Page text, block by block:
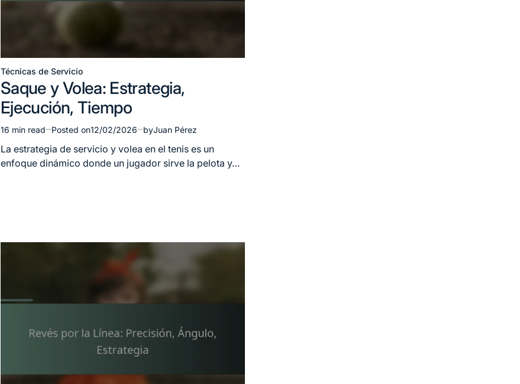
Posted
in
Técnicas de Servicio
Saque y Volea: Estrategia,
Ejecución, Tiempo
Estimated
read
time
16 min read Posted on12/02/2026 byJuan Pérez
La estrategia de servicio y volea en el tenis es un
enfoque dinámico donde un jugador sirve la pelota y…